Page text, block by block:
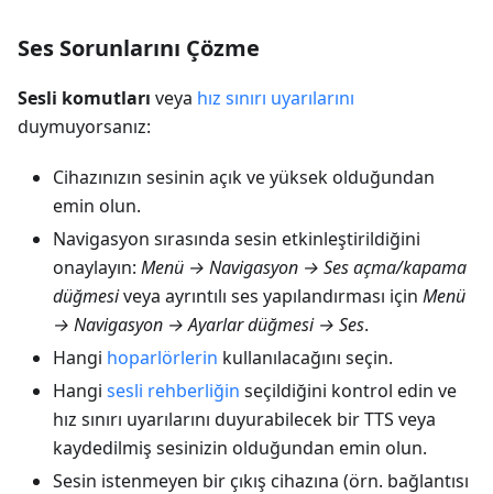
Ses Sorunlarını Çözme
Sesli komutları veya hız sınırı uyarılarını
duymuyorsanız:
Cihazınızın sesinin açık ve yüksek olduğundan
emin olun.
Navigasyon sırasında sesin etkinleştirildiğini
onaylayın: Menü → Navigasyon → Ses açma/kapama
düğmesiveya ayrıntılı ses yapılandırması için Menü
→ Navigasyon → Ayarlar düğmesi → Ses.
Hangi hoparlörlerin kullanılacağını seçin.
Hangi sesli rehberliğin seçildiğini kontrol edin ve
hız sınırı uyarılarını duyurabilecek bir TTS veya
kaydedilmiş sesinizin olduğundan emin olun.
Sesin istenmeyen bir çıkış cihazına (örn. bağlantısı